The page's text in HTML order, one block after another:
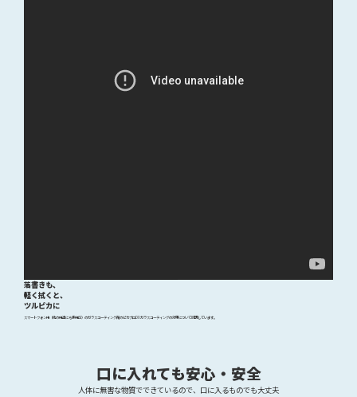
落書きも、
軽く拭くと、
ツルピカに
スマートフォン用（他の用途にも使用可）のガラスコーティング剤のピカプロDXガラスコーティングの効果について説明しています。
口に入れても安心・安全
人体に無害な物質でできているので、口に入るものでも大丈夫